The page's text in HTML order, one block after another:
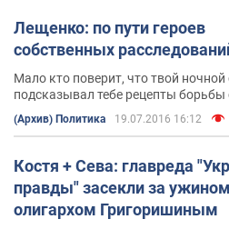
Лещенко: по пути героев
собственных
Мало кто поверит, что твой ночной
подсказывал тебе рецепты борьбы
коррупцией. В итоге получается,
по стандартному пути многих
путь к власти через договорняки
бизнесменами
(Архив) Политика 19.07.2016 16:12
Костя + Сева: главреда
правды" засекли за
олигархом Григоришиным